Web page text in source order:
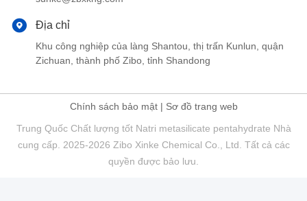
Địa chỉ
Khu công nghiệp của làng Shantou, thị trấn Kunlun, quận
Zichuan, thành phố Zibo, tỉnh Shandong
Chính sách bảo mật| Sơ đồ trang web
Trung Quốc Chất lượng tốt Natri metasilicate pentahydrate Nhà
cung cấp. 2025-2026 Zibo Xinke Chemical Co., Ltd. Tất cả các
quyền được bảo lưu.